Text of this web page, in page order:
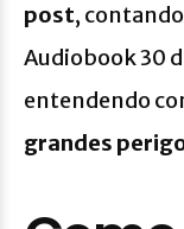
post,
Audiobook 30
entendendo
grandes